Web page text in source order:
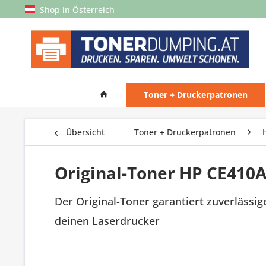
Shop in Österreich
Toner + Druckerpatronen
Übersicht Toner + Druckerpatronen
Original-Toner HP
Der Original-Toner garantiert
deinen Laserdrucker